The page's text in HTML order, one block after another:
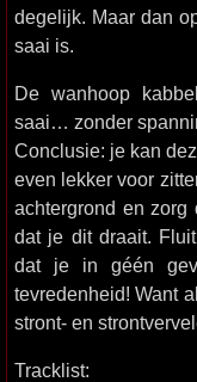
degelijk. Maar dan
saai is.
De wanhoop
saai… zonder
Conclusie: je kan
even lekker voor
achtergrond en
dat je dit draait.
dat je in géén
tevredenheid! Want
stront- en
Tracklist: